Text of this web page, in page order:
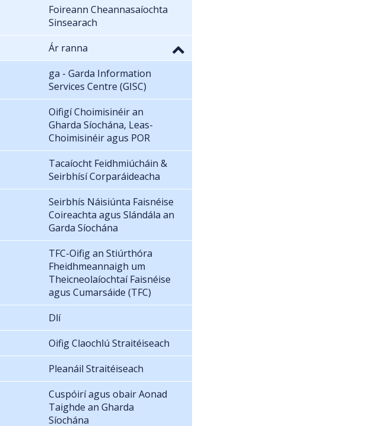
Foireann Cheannasaíochta
Sinsearach
Ár ranna
ga - Garda Information
Services Centre (GISC)
Oifigí Choimisinéir an
Gharda Síochána, Leas-
Choimisinéir agus POR
Tacaíocht Feidhmiúcháin &
Seirbhísí Corparáideacha
Seirbhís Náisiúnta Faisnéise
Coireachta agus Slándála an
Garda Síochána
TFC-Oifig an Stiúrthóra
Fheidhmeannaigh um
Theicneolaíochtaí Faisnéise
agus Cumarsáide (TFC)
Dlí
Oifig Claochlú Straitéiseach
Pleanáil Straitéiseach
Cuspóirí agus obair Aonad
Taighde an Gharda
Síochána